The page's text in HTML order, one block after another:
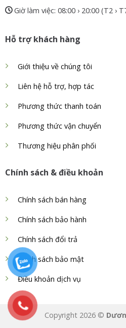
Giờ làm việc: 08:00 › 20:00 (T2 ›
Hỗ trợ khách hàng
Giới thiệu về chúng tôi
Liên hệ hỗ trợ, hợp tác
Phương thức thanh toán
Phương thức vận chuyển
Thương hiệu phân phối
Chính sách & điều khoản
Chính sách bán hàng
Chính sách bảo hành
Chính sách đổi trả
Chính sách bảo mật
Điều khoản dịch vụ
Copyright 2026 ©